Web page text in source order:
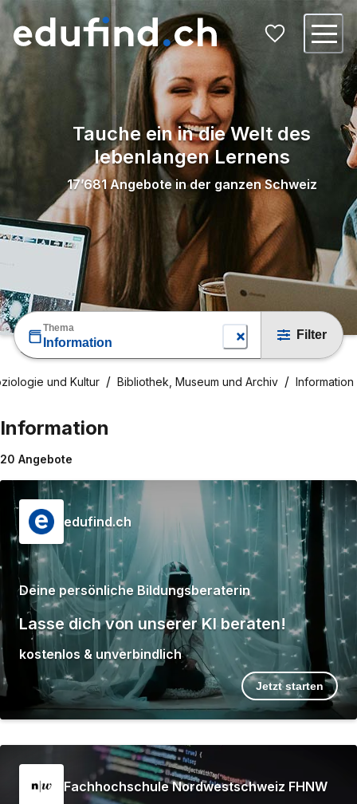
Tauche ein in die Welt des
lebenlangen Lernens
17’681 Angebote in der ganzen Schweiz
Thema
Information
Filter
und Kultur Bibliothek, Museum und Archiv Information
Information
20 Angebote
edufind.ch
Deine persönliche Bildungsberaterin
Lasse dich von unserer KI beraten!
kostenlos & unverbindlich
Jetzt starten
Fachhochschule Nordwestschweiz FHNW